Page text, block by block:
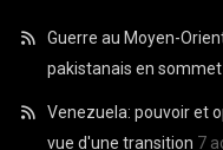
Guerre au Moyen-
pakistanais en
Venezuela: pouvoir et
vue d'une transition 7